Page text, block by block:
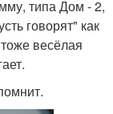
типа Дом - 2,
говорят" как
весёлая